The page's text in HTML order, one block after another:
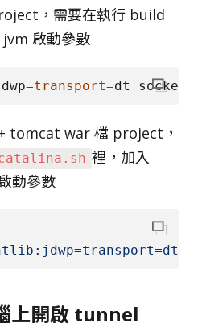
，需要在執行 build
啟動參數
=transport=
tomcat war 檔 project，
裡，加入
動參數
上開啟 tunnel